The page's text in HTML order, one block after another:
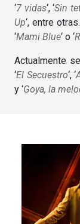
‘7 vidas‘, ‘Sin
Up‘, entre
‘Mami Blue‘ o ‘
Actualmente
‘El Secuestro‘, ‘
y ‘Goya, la